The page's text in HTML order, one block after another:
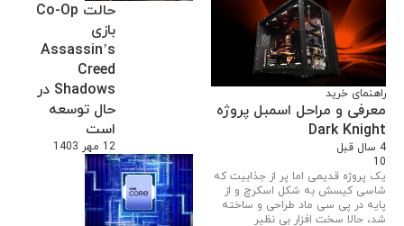
حالت Co-Op
بازی
Assassin’s
Creed
Shadows در
حال توسعه
است
12 مهر 1403
راهنمای خرید
معرفی و مراحل اسمبل پروژه
Dark Knight
4 سال قبل
10
یک پروژه قدیمی اما پر از جذابیت که
شاسی کیسش به شکل اسکرچ و از
پایه در پی سی ماد طراحی و ساخته
شد، حالا سخت افزار بی نظیر